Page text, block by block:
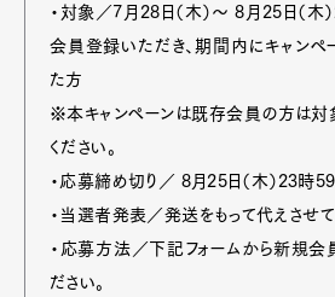
・対象／7月28日（木）～ 8月25日（
会員登録いただき、期間内にキャンペ
た方
※本キャンペーンは既存会員の方は対
ください。
・応募締め切り／ 8月25日（木）23時
・当選者発表／発送をもって代えさせて
・応募方法／下記フォームから新規会
ださい。